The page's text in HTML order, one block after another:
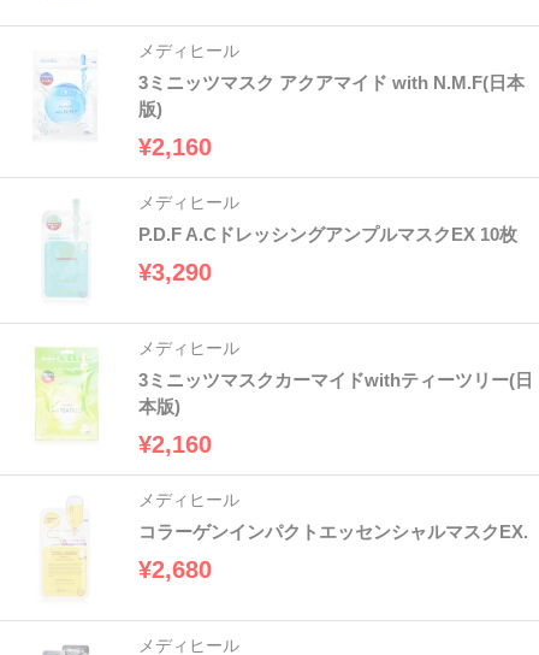
メディヒール
3ミニッツマスク アクアマイド with N.M.F(日本
版)
¥2,160
メディヒール
P.D.F A.CドレッシングアンプルマスクEX 10枚
¥3,290
メディヒール
3ミニッツマスクカーマイドwithティーツリー(日
本版)
¥2,160
メディヒール
コラーゲンインパクトエッセンシャルマスクEX.
¥2,680
メディヒール